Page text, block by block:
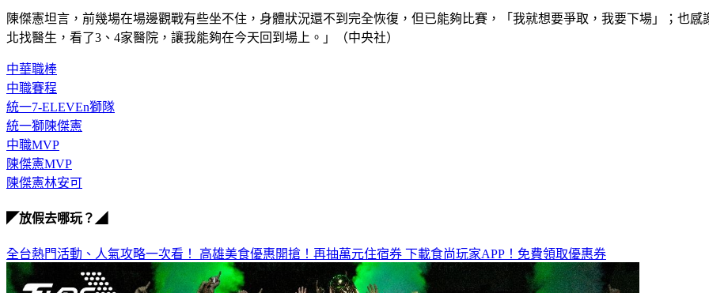
陳傑憲坦言，前幾場在場邊觀戰有些坐不住，身體狀況還不到完全恢復，但已能夠比賽，「我就想要爭取，我要下場」；也
北找醫生，看了3、4家醫院，讓我能夠在今天回到場上。」（中央社）
中華職棒
中職賽程
統一7-ELEVEn獅隊
統一獅陳傑憲
中職MVP
陳傑憲MVP
陳傑憲林安可
◤放假去哪玩？◢
全台熱門活動、人氣攻略一次看！ 高雄美食優惠開搶！再抽萬元住宿券 下載食尚玩家APP！免費領取優惠券